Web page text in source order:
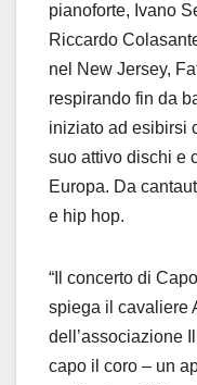
pianoforte, Ivano
Riccardo
nel New Jersey,
respirando fin da
iniziato ad esibirsi
suo attivo dischi e
Europa. Da
e hip hop.
“Il concerto di
spiega il cavaliere
dell’associazione
capo il coro – un